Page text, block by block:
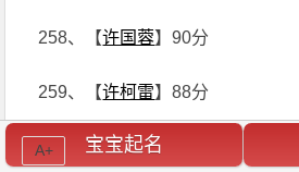
258、【许国蓉】90分
259、【许柯雷】88分
260、【许霜潇】87分
宝宝起名
A+